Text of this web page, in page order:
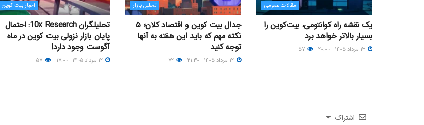
مقالات عمومی
یک نقشه راه کوانتومی، بیت‌کوین را
بسیار بالاتر خواهد برد
تحلیل بازار
جدال بیت کوین و اقتصاد کلان؛ ۵
نکته مهم که باید این هفته به آنها
توجه کنید
اخبار بیت کوین
تحلیلگران 10x Research: احتمال
پایان بازار نزولی بیت کوین در ماه
آگوست وجود دارد!
اشتراک